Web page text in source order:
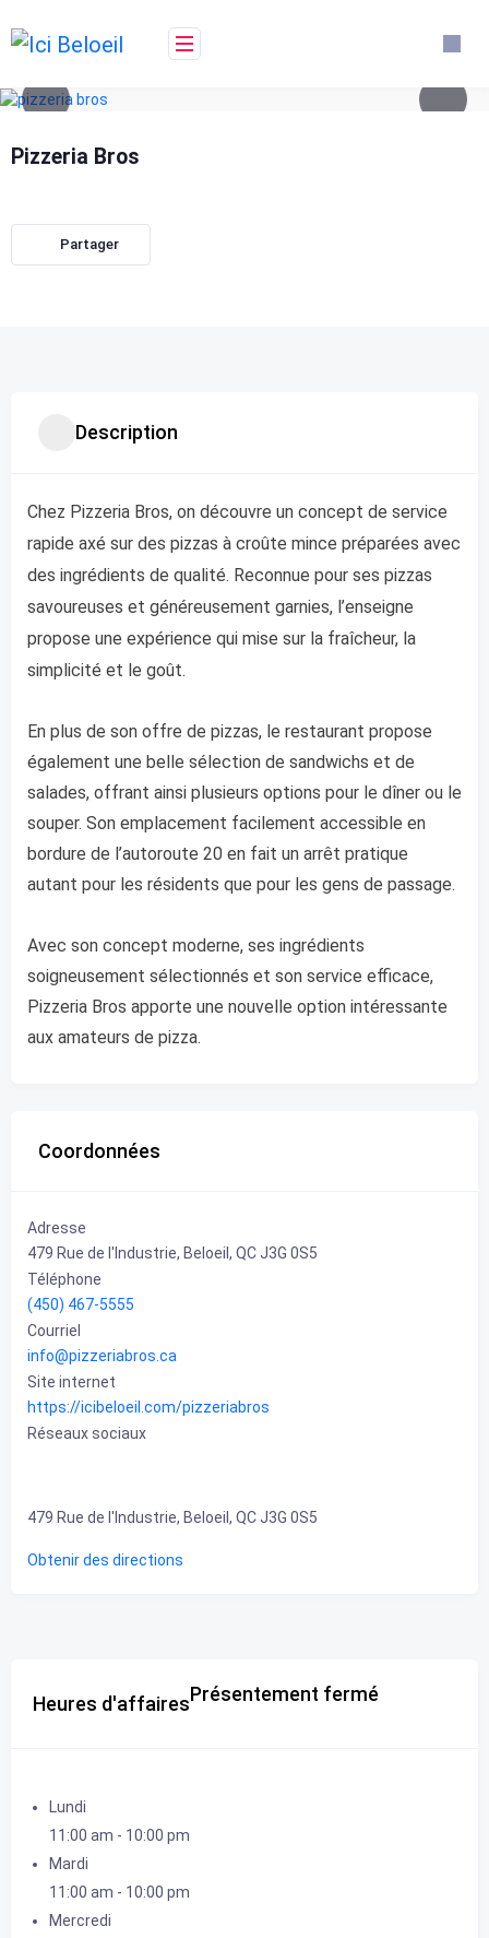
to
content
Pizzeria Bros
Partager
Description
Chez Pizzeria Bros, on découvre un concept de service
rapide axé sur des pizzas à croûte mince préparées avec
des ingrédients de qualité. Reconnue pour ses pizzas
savoureuses et généreusement garnies, l’enseigne
propose une expérience qui mise sur la fraîcheur, la
simplicité et le goût.
En plus de son offre de pizzas, le restaurant propose
également une belle sélection de sandwichs et de
salades, offrant ainsi plusieurs options pour le dîner ou le
souper. Son emplacement facilement accessible en
bordure de l’autoroute 20 en fait un arrêt pratique
autant pour les résidents que pour les gens de passage.
Avec son concept moderne, ses ingrédients
soigneusement sélectionnés et son service efficace,
Pizzeria Bros apporte une nouvelle option intéressante
aux amateurs de pizza.
Coordonnées
Adresse
479 Rue de l'Industrie, Beloeil, QC J3G 0S5
Téléphone
(450) 467-5555
Courriel
info@pizzeriabros.ca
Site internet
https://icibeloeil.com/pizzeriabros
Réseaux sociaux
479 Rue de l'Industrie, Beloeil, QC J3G 0S5
Obtenir des directions
Heures d'affairesPrésentement fermé
Lundi
11:00 am - 10:00 pm
Mardi
11:00 am - 10:00 pm
Mercredi